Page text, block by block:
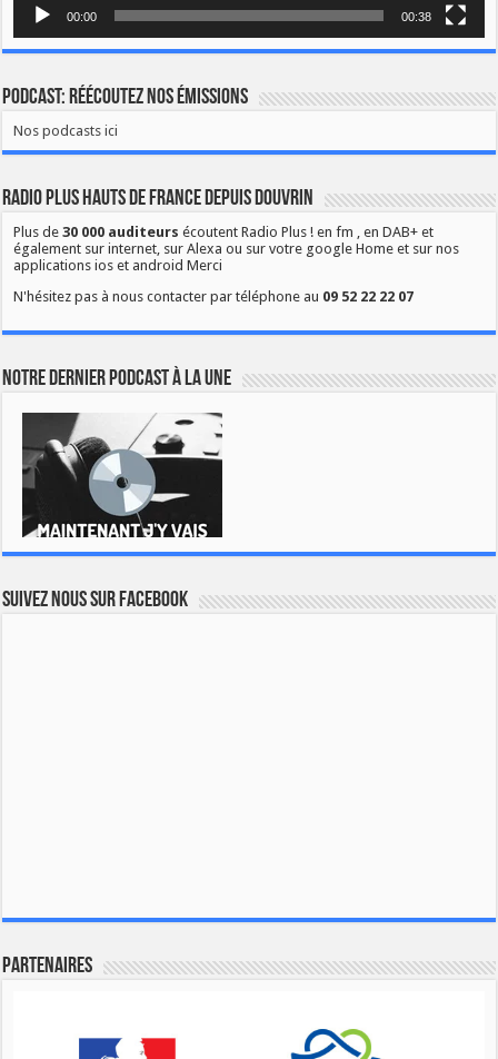
00:00 00:38
Podcast: Réécoutez nos émissions
Nos podcasts ici
Radio Plus Hauts de France depuis Douvrin
Plus de30 000 auditeurs écoutent Radio Plus ! en fm , en DAB+ et
également sur internet, sur Alexa ou sur votre google Home et sur nos
applications ios et android Merci
N'hésitez pas à nous contacter par téléphone au 09 52 22 22 07
Notre dernier podcast à la une
Suivez nous sur Facebook
Partenaires